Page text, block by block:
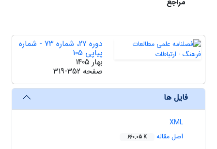
دوره 27، شماره 73 - شماره
پیاپی 105
بهار 1405
صفحه 319-352
فایل ها
XML
اصل مقاله
660.05 K